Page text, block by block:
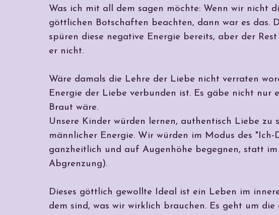
Was ich mit all dem sagen möchte: Wenn wir nicht
göttlichen Botschaften beachten, dann war es das.
spüren diese negative Energie bereits, aber der
er nicht.
Wäre damals die Lehre der Liebe nicht verraten
Energie der Liebe verbunden ist. Es gäbe nicht
Braut wäre.
Unsere Kinder würden lernen, authentisch Liebe
männlicher Energie. Wir würden im Modus des
ganzheitlich und auf Augenhöhe begegnen, statt
Abgrenzung).
Dieses göttlich gewollte Ideal ist ein Leben im
dem sind, was wir wirklich brauchen. Es geht um